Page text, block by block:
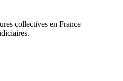
collectives en France —